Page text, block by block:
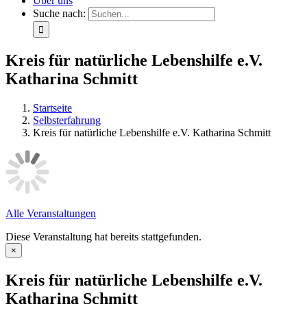
Suche nach:
Kreis für natürliche Lebenshilfe e.V.
Katharina Schmitt
Startseite
Selbsterfahrung
Kreis für natürliche Lebenshilfe e.V. Katharina Schmitt
Alle Veranstaltungen
Diese Veranstaltung hat bereits stattgefunden.
×
Kreis für natürliche Lebenshilfe e.V.
Katharina Schmitt